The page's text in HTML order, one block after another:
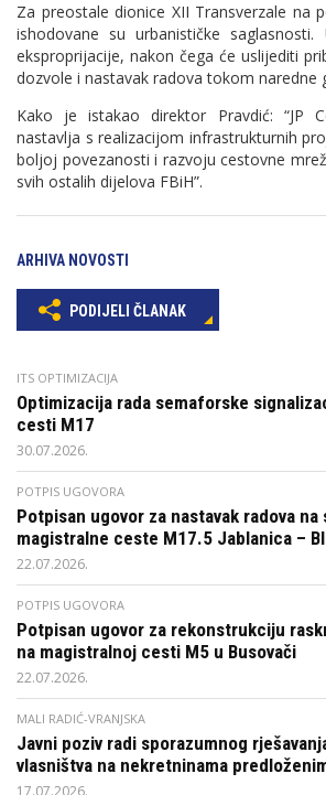
Za preostale dionice XII Transverzale na
ishodovane su urbanističke
eksproprijacije, nakon čega će uslijediti
dozvole i nastavak radova tokom naredne
Kako je istakao direktor Pravdić: “JP
nastavlja s realizacijom infrastrukturnih
boljoj povezanosti i razvoju cestovne
svih ostalih dijelova FBiH”.
ARHIVA NOVOSTI
PODIJELI ČLANAK
ITS OPTIMIZACIJA
Optimizacija rada semaforske
cesti M17
30.07.2026.
POTPIS UGOVORA
Potpisan ugovor za nastavak radova
magistralne ceste M17.5 Jablanica –
22.07.2026.
POTPIS UGOVORA
Potpisan ugovor za rekonstrukciju
na magistralnoj cesti M5 u Busovači
22.07.2026.
MALI RADIĆ-VRANJSKA
Javni poziv radi sporazumnog
vlasništva na nekretninama
17.07.2026.